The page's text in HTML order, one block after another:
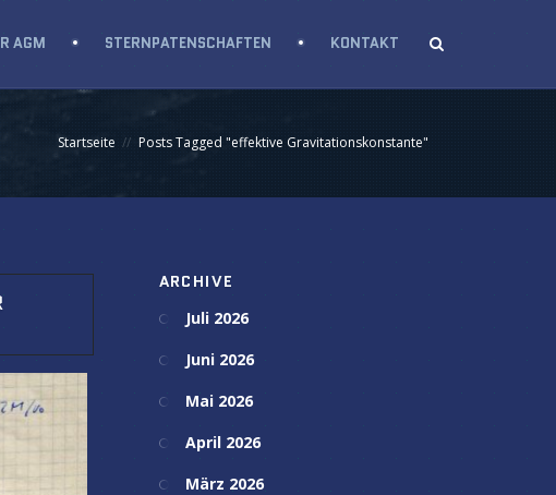
AGM STERNPATENSCHAFTEN KONTAKT
Startseite Posts Tagged "effektive Gravitationskonstante"
ARCHIVE
Juli 2026
Juni 2026
Mai 2026
April 2026
März 2026